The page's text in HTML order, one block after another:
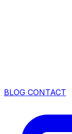
BLOG CONTACT